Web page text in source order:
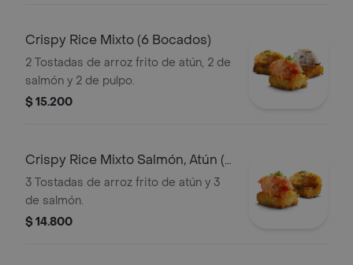
Crispy Rice Mixto (6 Bocados)
2 Tostadas de arroz frito de atún, 2 de
salmón y 2 de pulpo.
$ 15.200
Crispy Rice Mixto Salmón, Atún (6
Bocado
3 Tostadas de arroz frito de atún y 3
de salmón.
$ 14.800